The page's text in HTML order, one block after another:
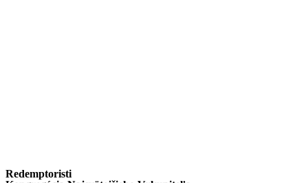
Redemptoristi